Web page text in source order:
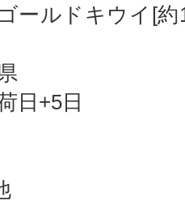
ールドキウイ[約
+5日